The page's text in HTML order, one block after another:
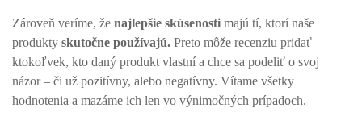
Zároveň veríme, že najlepšie skúsenosti majú tí, ktorí naše
produkty skutočne používajú. Preto môže recenziu pridať
ktokoľvek, kto daný produkt vlastní a chce sa podeliť o svoj
názor – či už pozitívny, alebo negatívny. Vítame všetky
hodnotenia a mazáme ich len vo výnimočných prípadoch.